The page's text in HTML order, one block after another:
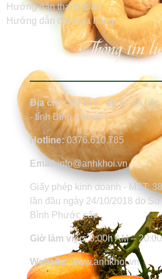
Hướng dẫn thanh toán
Hướng dẫn đặt mua hàng
Thông tin
Địa chỉ:367 tổ 5 - ấp 2 - xã
- tỉnh Bình Phước
Hotline: 0376.610.785
Email:info@anhkhoi.vn
Giấy phép kinh doanh - MST:
lần đầu ngày 24/10/2018 do
Bình Phước cấp
Giờ làm việc:8:00h AM –
Website:www.anhkhoi.vn